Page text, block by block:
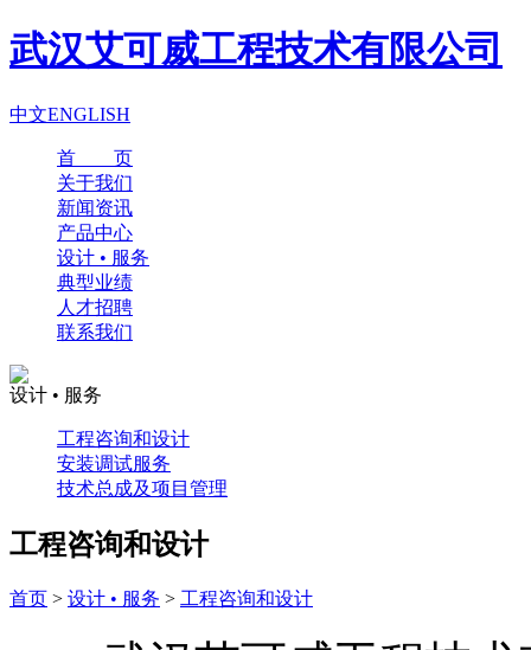
武汉艾可威工程技术有限公司
中文ENGLISH
首 页
关于我们
新闻资讯
产品中心
设计 • 服务
典型业绩
人才招聘
联系我们
设计 • 服务
工程咨询和设计
安装调试服务
技术总成及项目管理
工程咨询和设计
首页 > 设计 • 服务 > 工程咨询和设计